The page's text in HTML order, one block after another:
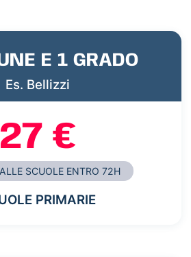
E 1 GRADO
Es. Bellizzi
27 €
SCUOLE ENTRO 72H
PRIMARIE